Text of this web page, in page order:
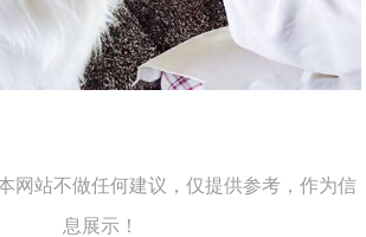
网站不做任何建议，仅提供参考，作为信
息展示！